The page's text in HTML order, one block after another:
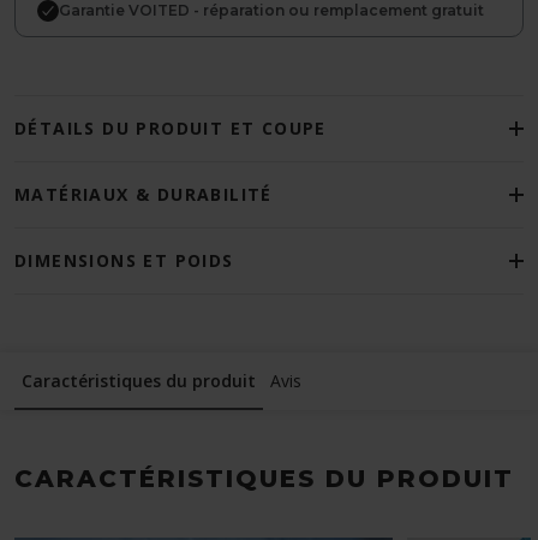
Garantie VOITED - réparation ou remplacement gratuit
DÉTAILS DU PRODUIT ET COUPE
MATÉRIAUX & DURABILITÉ
DIMENSIONS ET POIDS
Caractéristiques du produit Avis
CARACTÉRISTIQUES DU PRODUIT